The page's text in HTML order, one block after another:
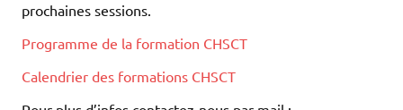
prochaines sessions.
Programme de la formation CHSCT
Calendrier des formations CHSCT